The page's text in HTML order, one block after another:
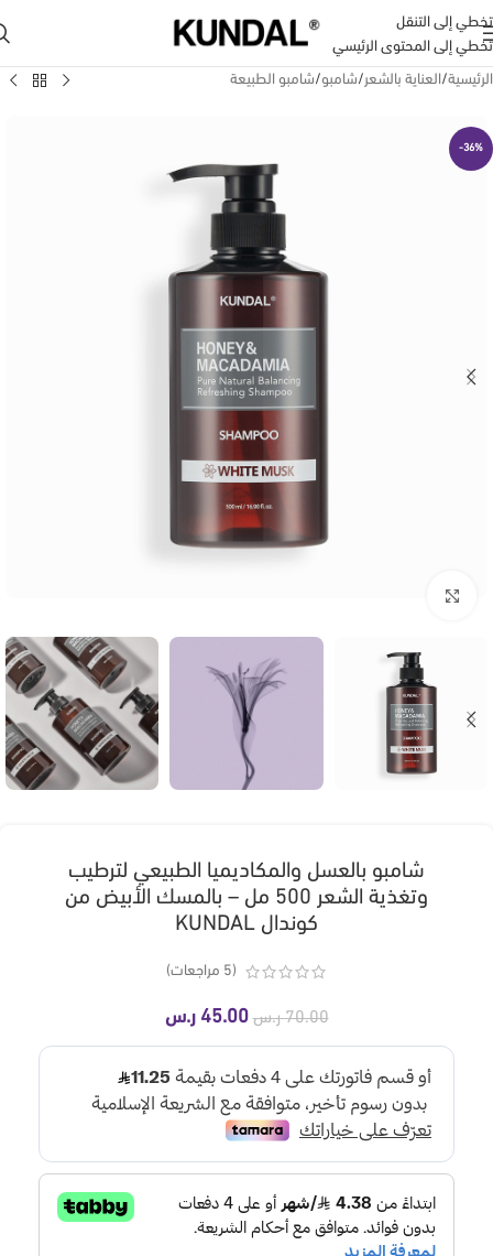
تخطي إلى التنقل
تخطي إلى المحتوى الرئيسي
الرئيسية/العناية بالشعر/شامبو/شامبو الطبيعة
-36%
شامبو بالعسل والمكاديميا الطبيعي لترطيب
وتغذية الشعر 500 مل – بالمسك الأبيض من
كوندال KUNDAL
(
5 مراجعات)
70.00 ر.س 45.00 ر.س